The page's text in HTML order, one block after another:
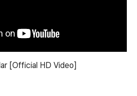
[Official HD Video]